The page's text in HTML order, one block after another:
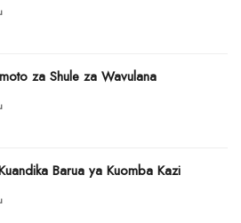
za Shule za Wavulana
Barua ya Kuomba Kazi